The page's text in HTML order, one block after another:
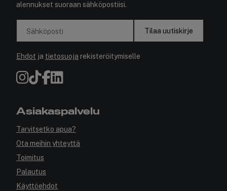
alennukset suoraan sähköpostiisi.
Sähköposti Tilaa uutiskirje
Ehdot ja tietosuoja rekisteröitymiselle
Asiakaspalvelu
Tarvitsetko apua?
Ota meihin yhteyttä
Toimitus
Palautus
Käyttöehdot